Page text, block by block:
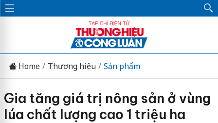
Home Thương hiệu Sản phẩm
Gia tăng giá trị nông sản ở vùng
lúa chất lượng cao 1 triệu ha